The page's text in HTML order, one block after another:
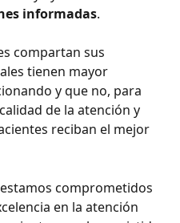
informadas.
compartan sus
tienen mayor
y que no, para
de la atención y
reciban el mejor
comprometidos
en la atención